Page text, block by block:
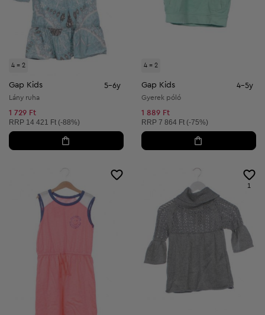
4 = 2
Gap Kids 5-6y
Lány ruha
1 729 Ft
Ajánlott ár:
RRP 14 421 Ft (-88%)
4 = 2
Gap Kids 4-5y
Gyerek póló
1 889 Ft
Ajánlott ár:
RRP 7 864 Ft (-75%)
1